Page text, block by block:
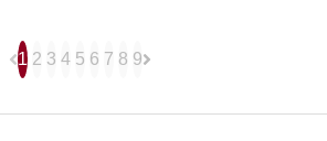
1 2 3 4 5 6 7 8 9